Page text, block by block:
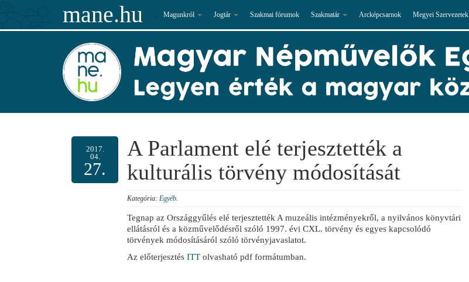
mane.hu Magunkról Jogtár Szakmai fórumok Szakmatár Arcképcsarnok Megyei Szervezetek
2017.
04.
27.
A Parlament elé terjesztették a
kulturális törvény módosítását
Kategória: Egyéb.
Tegnap az Országgyűlés elé terjesztették A muzeális intézményekről, a nyilvános könyvtári
ellátásról és a közművelődésről szóló 1997. évi CXL. törvény és egyes kapcsolódó
törvények módosításáról szóló törvényjavaslatot.
Az előterjesztés ITT olvasható pdf formátumban.